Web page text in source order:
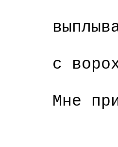
Red u
с
Мне